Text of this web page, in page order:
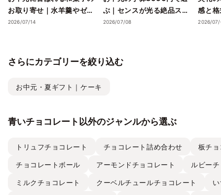
お取り寄せ｜水羊羹やゼリ
ーで涼を届ける夏ギフト
2026/07/14
ぶ｜センスが光る絶品スイ
ーツギフトと失敗しない選
2026/07/08
感と
ツギフ
2026/07/
さらにカテゴリーを絞り込む
お中元・夏ギフト｜ケーキ
青いチョコレート以外のジャンルから選ぶ
トリュフチョコレート チョコレート詰め合わせ 板チ
チョコレートボール アーモンドチョコレート ルビー
ミルクチョコレート クーベルチュールチョコレート